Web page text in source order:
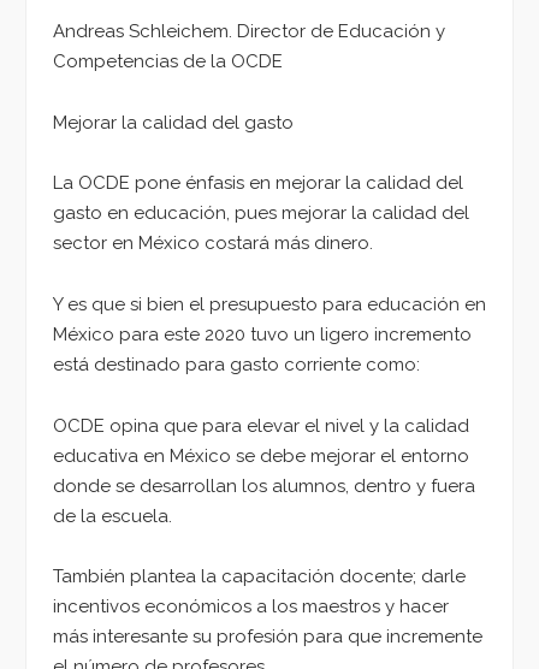
Andreas Schleichem. Director de Educación y
Competencias de la OCDE
Mejorar la calidad del gasto
La OCDE pone énfasis en mejorar la calidad del
gasto en educación, pues mejorar la calidad del
sector en México costará más dinero.
Y es que si bien el presupuesto para educación en
México para este 2020 tuvo un ligero incremento
está destinado para gasto corriente como:
OCDE opina que para elevar el nivel y la calidad
educativa en México se debe mejorar el entorno
donde se desarrollan los alumnos, dentro y fuera
de la escuela.
También plantea la capacitación docente; darle
incentivos económicos a los maestros y hacer
más interesante su profesión para que incremente